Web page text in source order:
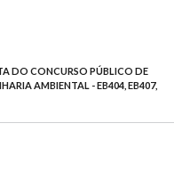
DO CONCURSO PÚBLICO DE
AMBIENTAL - EB404, EB407,